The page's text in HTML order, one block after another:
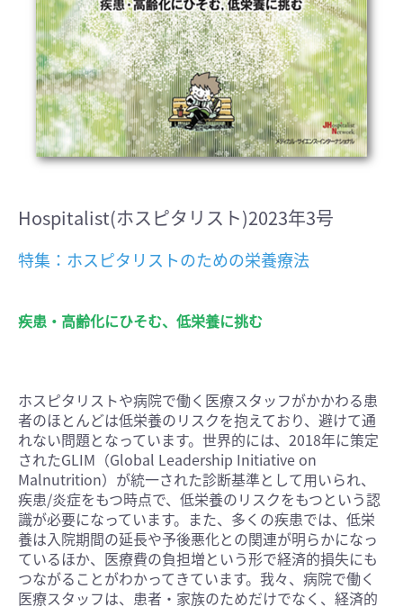
Hospitalist(ホスピタリスト)2023年3号
特集：ホスピタリストのための栄養療法
疾患・高齢化にひそむ、低栄養に挑む
ホスピタリストや病院で働く医療スタッフがかかわる患
者のほとんどは低栄養のリスクを抱えており、避けて通
れない問題となっています。世界的には、2018年に策定
されたGLIM（Global Leadership Initiative on
Malnutrition）が統一された診断基準として用いられ、
疾患/炎症をもつ時点で、低栄養のリスクをもつという認
識が必要になっています。また、多くの疾患では、低栄
養は入院期間の延長や予後悪化との関連が明らかになっ
ているほか、医療費の負担増という形で経済的損失にも
つながることがわかってきています。我々、病院で働く
医療スタッフは、患者・家族のためだけでなく、経済的